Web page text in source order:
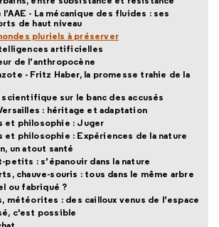
- La mécanique des fluides : ses
de haut niveau
pluriels à préserver
artificielles
de l’anthropocène
- Fritz Haber, la promesse trahie de la
scientifique sur le banc des accusés
: héritage et adaptation
et philosophie : Juger
et philosophie : Expériences de la nature
un atout santé
: s’épanouir dans la nature
chauve-souris : tous dans le même arbre
ou fabriqué ?
météorites : des cailloux venus de l’espace
c'est possible